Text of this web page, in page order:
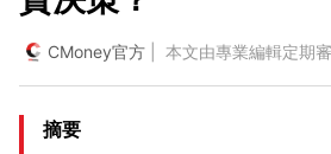
CMoney官方 | 本文由專業編輯定期
摘要